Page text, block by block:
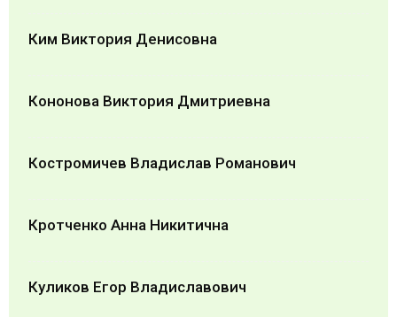
Ким Виктория Денисовна
Кононова Виктория Дмитриевна
Костромичев Владислав Романович
Кротченко Анна Никитична
Куликов Егор Владиславович